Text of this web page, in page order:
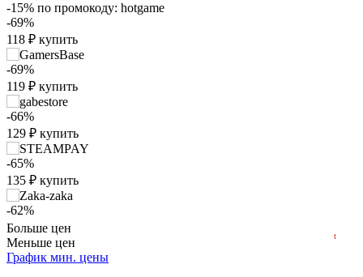
-15% по промокоду: hotgame
-69%
118 ₽ купить
-69%
119 ₽ купить
-66%
129 ₽ купить
-65%
135 ₽ купить
-62%
145 ₽купить
-3%по промокоду:
Больше цен
Меньше цен
t
₽
100
200
300
max
График мин. цены